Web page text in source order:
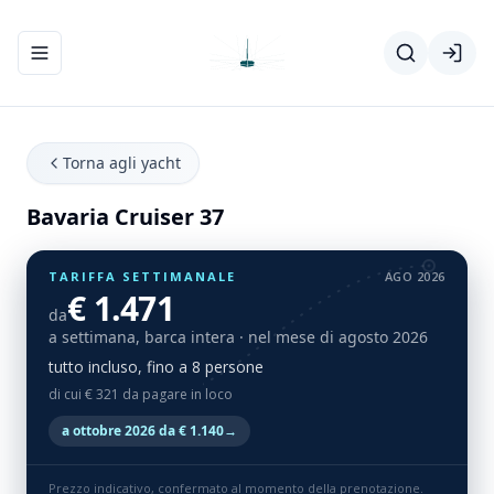
Apri/chiudi menu di navigazione
Torna agli yacht
Bavaria Cruiser 37
TARIFFA SETTIMANALE AGO 2026
da€ 1.471
a settimana, barca intera · nel mese di agosto 2026
tutto incluso, fino a 8 persone
di cui € 321 da pagare in loco
a ottobre 2026 da € 1.140→
Prezzo indicativo, confermato al momento della prenotazione.